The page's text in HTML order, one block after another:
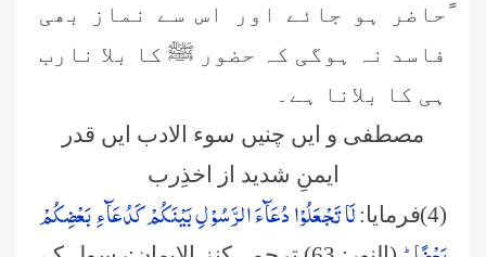
ًحاضر ہو جائے اور اس سے نماز بھی
فاسد نہ ہوگی کہ حضور ﷺ کا بلا نارب
ہی کا بلانا ہے۔
مصطفی و ایں چنیں سوء الادب ایں قدر
ایمنِ شدید از اخذِرب
(4)فرمایا:
لَا تَجْعَلُوْا دُعَآءَ الرَّسُوْلِ بَیْنَكُمْ كَدُعَآءِ بَعْضِكُمْ